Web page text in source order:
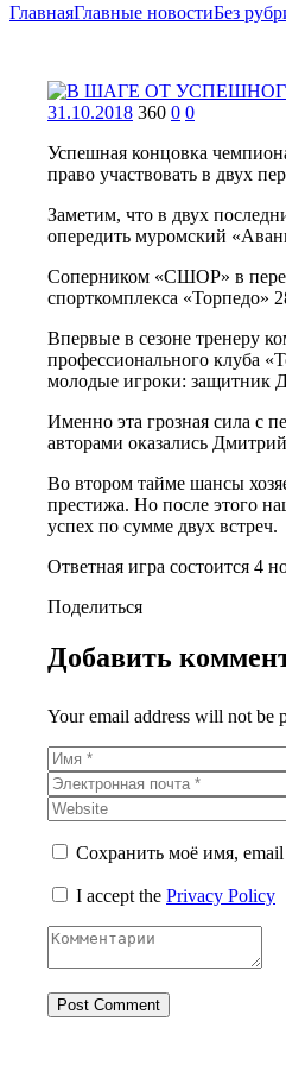
ГлавнаяГлавные новостиБез
31.10.2018 360 0 0
Успешная концовка
право участвовать в двух
Заметим, что в двух
опередить муромский
Соперником «СШОР» в
спорткомплекса «Торпедо»
Впервые в сезоне тренеру
профессионального клуба
молодые игроки: защитник
Именно эта грозная сила с
авторами оказались
Во втором тайме шансы
престижа. Но после этого
успех по сумме двух встреч.
Ответная игра состоится 4
Поделиться
Добавить
Your email address will not be
Сохранить моё имя,
I accept the Privacy Policy